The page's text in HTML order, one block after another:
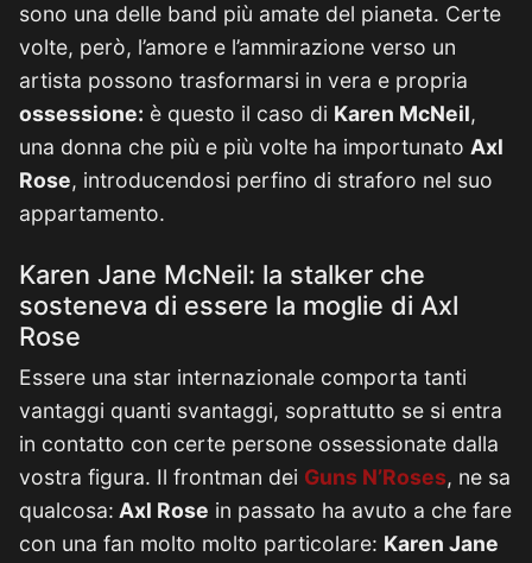
sono una delle band più amate del pianeta. Certe
volte, però, l’amore e l’ammirazione verso un
artista possono trasformarsi in vera e propria
ossessione: è questo il caso di Karen McNeil,
una donna che più e più volte ha importunato Axl
Rose, introducendosi perfino di straforo nel suo
appartamento.
Karen Jane McNeil: la stalker che
sosteneva di essere la moglie di Axl
Rose
Essere una star internazionale comporta tanti
vantaggi quanti svantaggi, soprattutto se si entra
in contatto con certe persone ossessionate dalla
vostra figura. Il frontman dei Guns N’Roses, ne sa
qualcosa: Axl Rose in passato ha avuto a che fare
con una fan molto molto particolare: Karen Jane